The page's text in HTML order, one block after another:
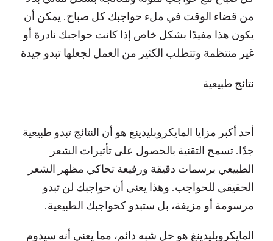
من قضاء الوقت في ملء حواجبك كل صباح. يمكن أن
يكون هذا مفيدًا بشكل خاص إذا كانت حواجبك نادرة أو
غير منتظمة وتتطلب الكثير من العمل لجعلها تبدو جيدة
نتائج طبيعية
أحد أكبر مزايا المايكروبليدينغ هو أن النتائج تبدو طبيعية
جدًا. تسمح التقنية بالحصول على تأثيرات الشعر
الطبيعي برسمات دقيقة ورفيعة تحاكي مظهر الشعر
الحقيقي للحواجب. وهذا يعني أن حواجبك لن تبدو
مرسومة أو مزيفة، بل ستبدو كحواجبك الطبيعية.
المايكروبليدينغ هو حل شبه دائم، مما يعني أنه سيدوم